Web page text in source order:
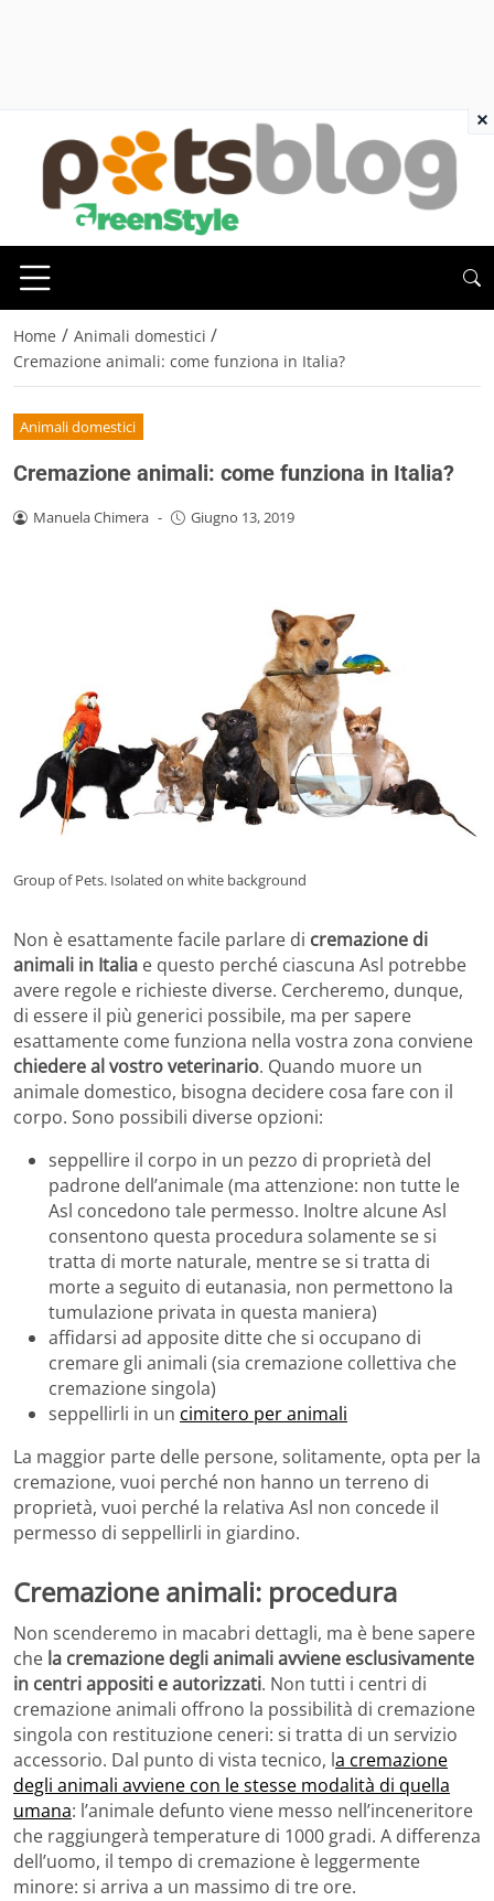
Home / Animali domestici /
Cremazione animali: come funziona in Italia?
Animali domestici
Cremazione animali: come funziona in Italia?
Manuela Chimera - Giugno 13, 2019
Group of Pets. Isolated on white background
Non è esattamente facile parlare di cremazione di
animali in Italia e questo perché ciascuna Asl potrebbe
avere regole e richieste diverse. Cercheremo, dunque,
di essere il più generici possibile, ma per sapere
esattamente come funziona nella vostra zona conviene
chiedere al vostro veterinario. Quando muore un
animale domestico, bisogna decidere cosa fare con il
corpo. Sono possibili diverse opzioni:
seppellire il corpo in un pezzo di proprietà del
padrone dell’animale (ma attenzione: non tutte le
Asl concedono tale permesso. Inoltre alcune Asl
consentono questa procedura solamente se si
tratta di morte naturale, mentre se si tratta di
morte a seguito di eutanasia, non permettono la
tumulazione privata in questa maniera)
affidarsi ad apposite ditte che si occupano di
cremare gli animali (sia cremazione collettiva che
cremazione singola)
seppellirli in un cimitero per animali
La maggior parte delle persone, solitamente, opta per la
cremazione, vuoi perché non hanno un terreno di
proprietà, vuoi perché la relativa Asl non concede il
permesso di seppellirli in giardino.
Cremazione animali: procedura
Non scenderemo in macabri dettagli, ma è bene sapere
che la cremazione degli animali avviene esclusivamente
in centri appositi e autorizzati. Non tutti i centri di
cremazione animali offrono la possibilità di cremazione
singola con restituzione ceneri: si tratta di un servizio
accessorio. Dal punto di vista tecnico, la cremazione
degli animali avviene con le stesse modalità di quella
umana: l’animale defunto viene messo nell’inceneritore
che raggiungerà temperature di 1000 gradi. A differenza
dell’uomo, il tempo di cremazione è leggermente
minore: si arriva a un massimo di tre ore.
×